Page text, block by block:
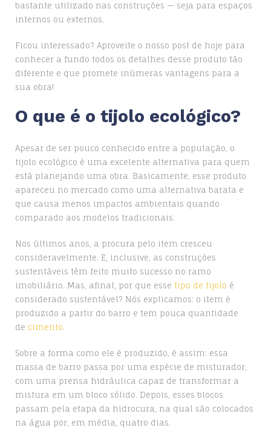
bastante utilizado nas construções — seja para espaços
internos ou externos.
Ficou interessado? Aproveite o nosso post de hoje para
conhecer a fundo todos os detalhes desse produto tão
diferente e que promete inúmeras vantagens para a
sua obra!
O que é o tijolo ecológico?
Apesar de ser pouco conhecido entre a população, o
tijolo ecológico é uma excelente alternativa para quem
está planejando uma obra. Basicamente, esse produto
apareceu no mercado como uma alternativa barata e
que causa menos impactos ambientais quando
comparado aos modelos tradicionais.
Nos últimos anos, a procura pelo item cresceu
consideravelmente. E, inclusive, as construções
sustentáveis têm feito muito sucesso no ramo
imobiliário. Mas, afinal, por que esse tipo de tijolo é
considerado sustentável? Nós explicamos: o item é
produzido a partir do barro e tem pouca quantidade
de cimento.
Sobre a forma como ele é produzido, é assim: essa
massa de barro passa por uma espécie de misturador,
com uma prensa hidráulica capaz de transformar a
mistura em um bloco sólido. Depois, esses blocos
passam pela etapa da hidrocura, na qual são colocados
na água por, em média, quatro dias.